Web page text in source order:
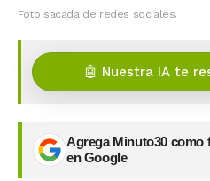
Foto sacada de redes sociales.
🤖 Nuestra IA te
Agrega Minuto30 como
en Google